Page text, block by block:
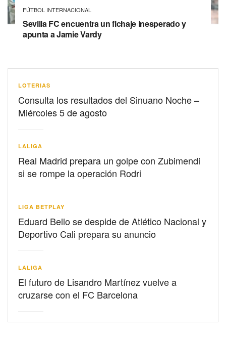
FÚTBOL INTERNACIONAL
Sevilla FC encuentra un fichaje inesperado y
apunta a Jamie Vardy
LOTERIAS
Consulta los resultados del Sinuano Noche –
Miércoles 5 de agosto
LALIGA
Real Madrid prepara un golpe con Zubimendi
si se rompe la operación Rodri
LIGA BETPLAY
Eduard Bello se despide de Atlético Nacional y
Deportivo Cali prepara su anuncio
LALIGA
El futuro de Lisandro Martínez vuelve a
cruzarse con el FC Barcelona